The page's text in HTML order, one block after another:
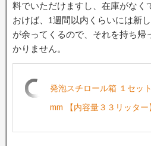
料でいただけますし、在庫がなく
おけば、1週間以内くらいには新
が余ってくるので、それを持ち帰
かりません。
発泡スチロール箱 １セッ
mm 【内容量３３リッター